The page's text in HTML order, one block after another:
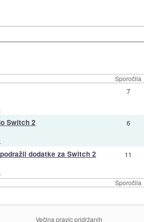
Sporočila
Sporočila
7
Switch 2 6
dodatke za Switch 2 11
Večina pravic pridržanih